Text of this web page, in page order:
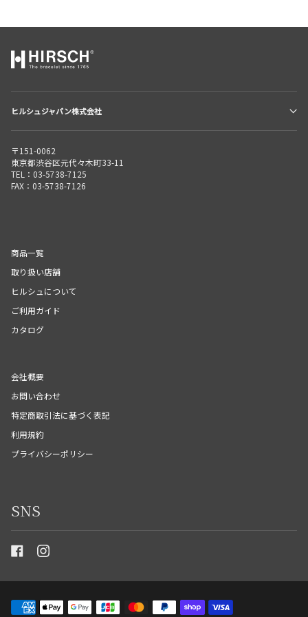
ヒルシュジャパン株式会社
〒151-0062
東京都渋谷区元代々木町33-11
TEL：03-5738-7125
FAX：03-5738-7126
商品一覧
取り扱い店舗
ヒルシュについて
ご利用ガイド
カタログ
会社概要
お問い合わせ
特定商取引法に基づく表記
利用規約
プライバシーポリシー
SNS